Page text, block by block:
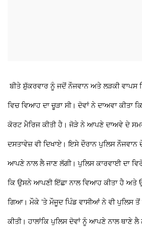
ਬੀਤੇ ਸ਼ੁੱਕਰਵਾਰ ਨੂੰ ਜਦੋਂ ਨੌਜਵਾਨ ਅਤੇ ਲੜਕੀ ਵਾਪਸ
ਵਿਚ ਵਿਆਹ ਦਾ ਚੂੜਾ ਸੀ। ਦੋਵਾਂ ਨੇ ਦਾਅਵਾ ਕੀਤਾ
ਕੋਰਟ ਮੈਰਿਜ ਕੀਤੀ ਹੈ। ਜੋੜੇ ਨੇ ਆਪਣੇ ਦਾਅਵੇ ਦੇ
ਦਸਤਾਵੇਜ਼ ਵੀ ਦਿਖਾਏ। ਇਸੇ ਦੌਰਾਨ ਪੁਲਿਸ
ਆਪਣੇ ਨਾਲ ਲੈ ਜਾਣ ਲੱਗੀ। ਪੁਲਿਸ ਕਾਰਵਾਈ ਦਾ
ਕਿ ਉਸਨੇ ਆਪਣੀ ਇੱਛਾ ਨਾਲ ਵਿਆਹ ਕੀਤਾ ਹੈ ਅਤੇ
ਗਿਆ। ਮੌਕੇ ’ਤੇ ਮੌਜੂਦ ਪਿੰਡ ਵਾਸੀਆਂ ਨੇ ਵੀ ਪੁਲਿਸ
ਕੀਤੀ। ਹਾਲਾਂਕਿ ਪੁਲਿਸ ਦੋਵਾਂ ਨੂੰ ਆਪਣੇ ਨਾਲ ਥਾਣੇ